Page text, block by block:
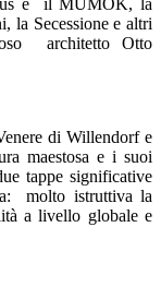
e il MUMOK, la
la Secessione e altri
architetto Otto
di Willendorf e
maestosa e i suoi
tappe significative
molto istruttiva la
a livello globale e